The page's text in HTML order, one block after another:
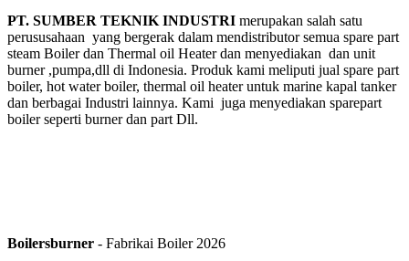
PT. SUMBER TEKNIK INDUSTRI merupakan salah satu
perususahaan yang bergerak dalam mendistributor semua spare part
steam Boiler dan Thermal oil Heater dan menyediakan dan unit
burner ,pumpa,dll di Indonesia. Produk kami meliputi jual spare part
boiler, hot water boiler, thermal oil heater untuk marine kapal tanker
dan berbagai Industri lainnya. Kami juga menyediakan sparepart
boiler seperti burner dan part Dll.
Boilersburner - Fabrikai Boiler 2026